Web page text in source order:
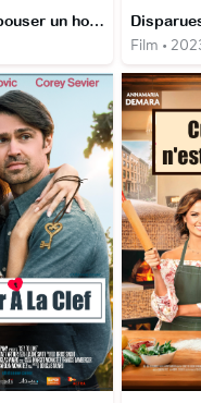
Comment épouser un homme riche ?
Film •